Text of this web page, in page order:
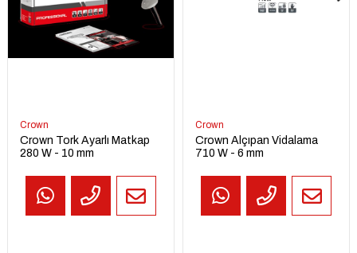
Crown
Crown Tork Ayarlı Matkap
280 W - 10 mm
Crown
Crown Alçıpan Vidalama
710 W - 6 mm